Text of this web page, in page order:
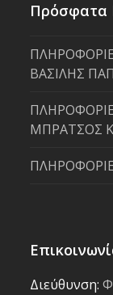
Πρόσφατα
ΒΑΣΙΛΗΣ
ΜΠΡΑΤΣΟΣ
Διεύθυνση: